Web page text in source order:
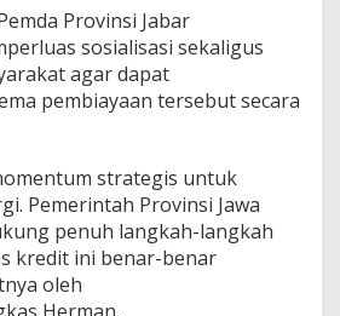
Provinsi Jabar
sosialisasi sekaligus
agar dapat
pembiayaan tersebut secara
strategis untuk
Pemerintah Provinsi Jawa
penuh langkah-langkah
kredit ini benar-benar
oleh
Herman.